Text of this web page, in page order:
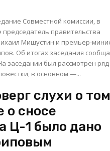
Совместной комиссии, в
правительства
Мишустин и премьер-
Об итогах заседания
в основном —...
слухи о
о сносе
Ц-1 было дано